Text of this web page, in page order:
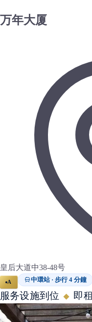
万年大厦
皇后大道中38-48号
A 中環站 · 步行 4 分鐘
服务设施到位 ◆ 即